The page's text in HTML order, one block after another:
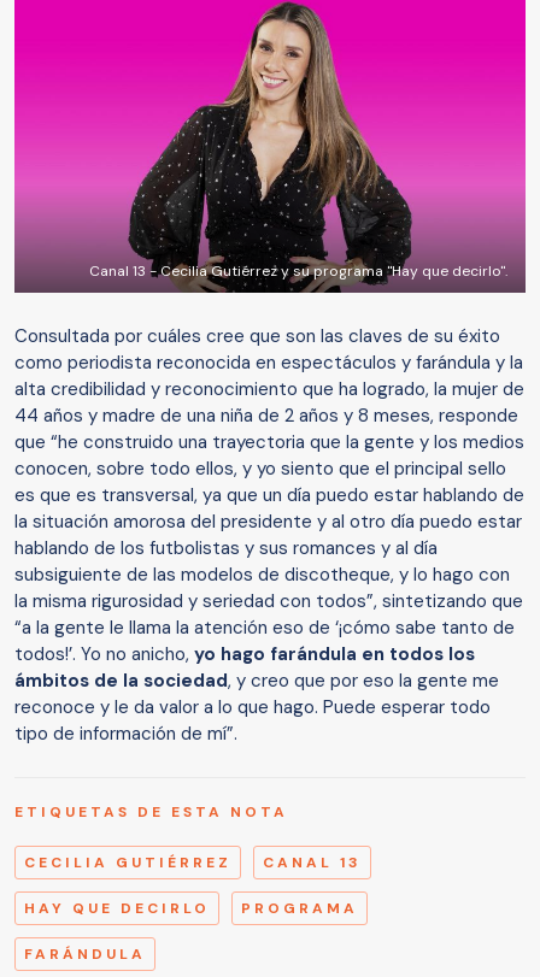
Canal 13 - Cecilia Gutiérrez y su programa "Hay que decirlo".
Consultada por cuáles cree que son las claves de su éxito
como periodista reconocida en espectáculos y farándula y la
alta credibilidad y reconocimiento que ha logrado, la mujer de
44 años y madre de una niña de 2 años y 8 meses, responde
que “he construido una trayectoria que la gente y los medios
conocen, sobre todo ellos, y yo siento que el principal sello
es que es transversal, ya que un día puedo estar hablando de
la situación amorosa del presidente y al otro día puedo estar
hablando de los futbolistas y sus romances y al día
subsiguiente de las modelos de discotheque, y lo hago con
la misma rigurosidad y seriedad con todos”, sintetizando que
“a la gente le llama la atención eso de ‘¡cómo sabe tanto de
todos!’. Yo no anicho, yo hago farándula en todos los
ámbitos de la sociedad, y creo que por eso la gente me
reconoce y le da valor a lo que hago. Puede esperar todo
tipo de información de mí”.
ETIQUETAS DE ESTA NOTA
CECILIA GUTIÉRREZ CANAL 13
HAY QUE DECIRLO PROGRAMA
FARÁNDULA